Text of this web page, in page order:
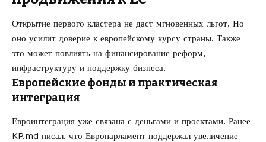
Открытие первого кластера не даст мгновенных льгот. Но
оно усилит доверие к европейскому курсу страны. Также
это может повлиять на финансирование реформ,
инфраструктуру и поддержку бизнеса.
Европейские фонды и практическая
интеграция
Евроинтеграция уже связана с деньгами и проектами. Ранее
KP.md писал, что Европарламент поддержал увеличение